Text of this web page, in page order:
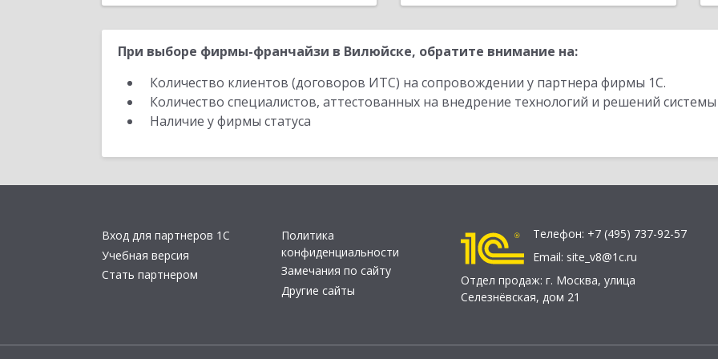
При выборе фирмы-франчайзи в Вилюйске, обратите внимание на:
Количество клиентов (договоров ИТС) на сопровождении у партнера фирмы 1С.
Количество специалистов, аттестованных на внедрение технологий и решений
Наличие у фирмы статуса
Вход для партнеров 1С
Учебная версия
Стать партнером
Политика
конфиденциальности
Замечания по сайту
Другие сайты
Телефон: +7 (495) 737-92-57
Email: site_v8@1c.ru
Отдел продаж: г. Москва, улица
Селезнёвская, дом 21